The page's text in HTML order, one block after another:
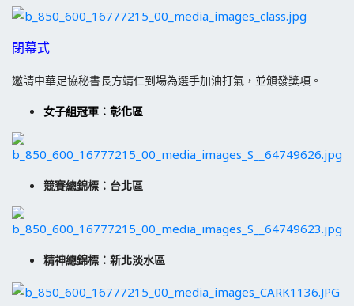
閉幕式
邀請中華足協秘書長方靖仁到場為選手加油打氣，並頒發獎項。
女子組冠軍：彰化區
競賽總錦標：台北區
精神總錦標：新北淡水區